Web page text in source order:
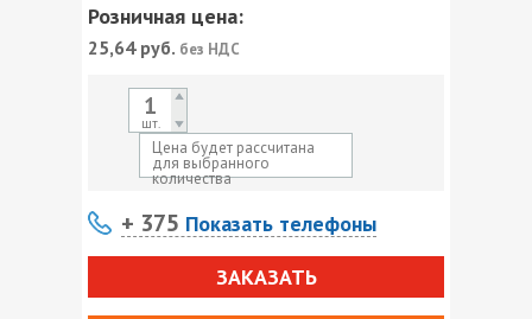
Розничная цена:
25,64руб. без НДС
шт.
Цена будет рассчитана
для выбранного
количества
+ 375 Показать телефоны
ЗАКАЗАТЬ